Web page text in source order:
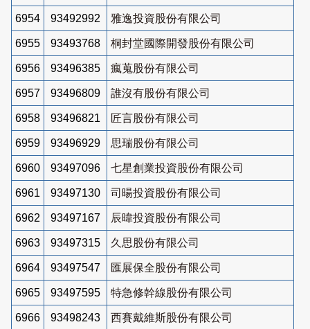
6954 93492992 雅逸投資股份有限公司
6955 93493768 桐封堂國際開發股份有限公司
6956 93496385 瘋蒐股份有限公司
6957 93496809 誰沒有股份有限公司
6958 93496821 匠言股份有限公司
6959 93496929 思瑞股份有限公司
6960 93497096 七星創業投資股份有限公司
6961 93497130 司暘投資股份有限公司
6962 93497167 辰暐投資股份有限公司
6963 93497315 久思股份有限公司
6964 93497547 匯展保全股份有限公司
6965 93497595 特急修幹線股份有限公司
6966 93498243 西賽戴維斯股份有限公司